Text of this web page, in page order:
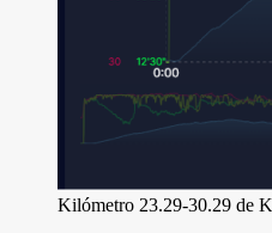
Kilómetro 23.29-30.29 de